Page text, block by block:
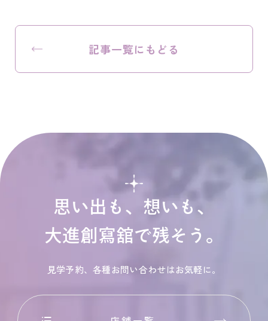
記事一覧にもどる
思い出も、想いも、
大進創寫舘で残そう。
見学予約、各種お問い合わせはお気軽に。